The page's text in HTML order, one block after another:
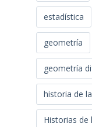
estadística
geometría
geometría
historia de
Historias de